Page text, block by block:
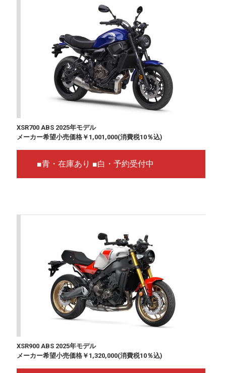
XSR700 ABS 2025年モデル
メーカー希望小売価格￥ 1,001,000(消費税10％込)
■青・在庫あり ■白・予約受付中
XSR900 ABS 2025年モデル
メーカー希望小売価格￥1,320,000(消費税10％込)